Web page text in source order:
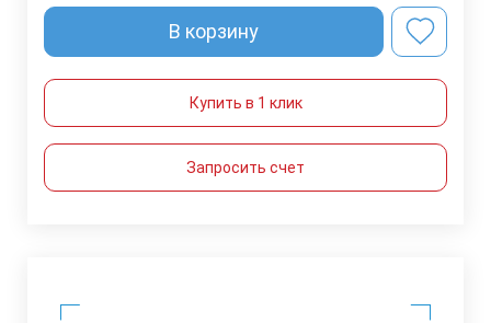
В корзину
Купить в 1 клик
Запросить счет